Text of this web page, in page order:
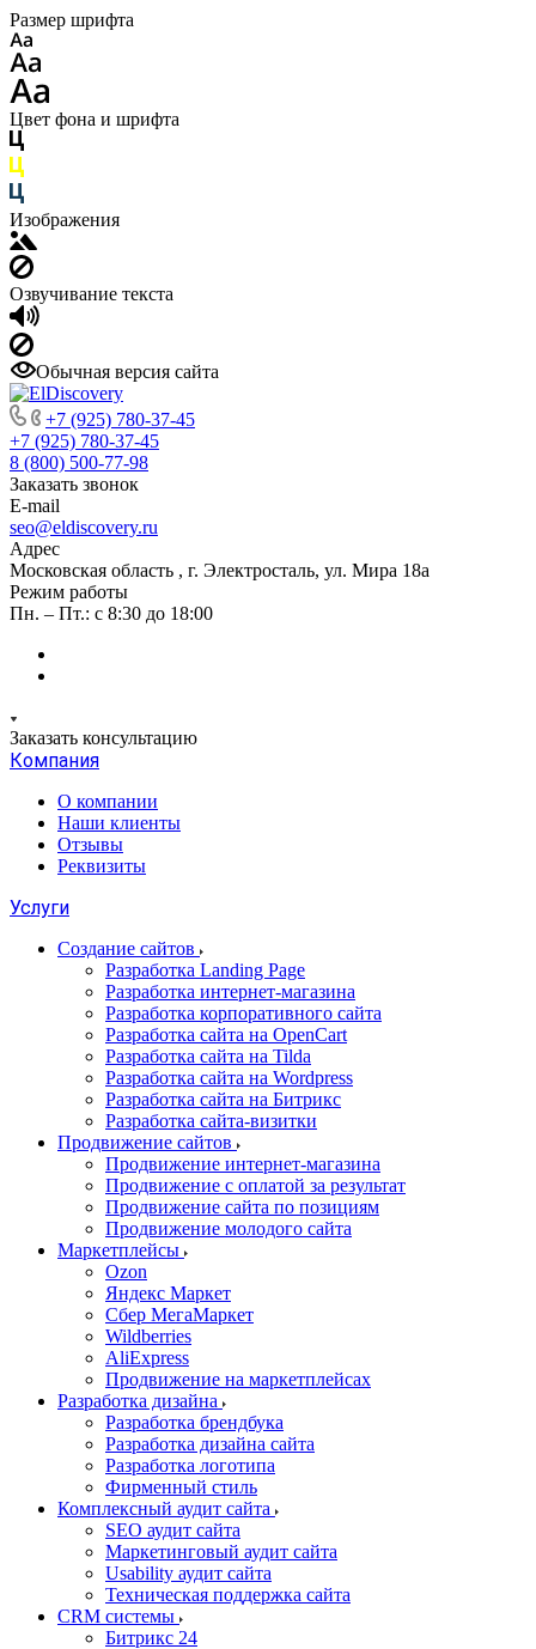
Размер шрифта
Цвет фона и шрифта
Изображения
Озвучивание текста
Обычная версия сайта
+7 (925) 780-37-45
+7 (925) 780-37-45
8 (800) 500-77-98
Заказать звонок
E-mail
seo@eldiscovery.ru
Адрес
Московская область , г. Электросталь, ул. Мира 18а
Режим работы
Пн. – Пт.: с 8:30 до 18:00
Заказать консультацию
Компания
О компании
Наши клиенты
Отзывы
Реквизиты
Услуги
Создание сайтов
Разработка Landing Page
Разработка интернет-магазина
Разработка корпоративного сайта
Разработка сайта на OpenCart
Разработка сайта на Tilda
Разработка сайта на Wordpress
Разработка сайта на Битрикс
Разработка сайта-визитки
Продвижение сайтов
Продвижение интернет-магазина
Продвижение с оплатой за результат
Продвижение сайта по позициям
Продвижение молодого сайта
Маркетплейсы
Ozon
Яндекс Маркет
Сбер МегаМаркет
Wildberries
AliExpress
Продвижение на маркетплейсах
Разработка дизайна
Разработка брендбука
Разработка дизайна сайта
Разработка логотипа
Фирменный стиль
Комплексный аудит сайта
SEO аудит сайта
Маркетинговый аудит сайта
Usability аудит сайта
Техническая поддержка сайта
CRM системы
Битрикс 24